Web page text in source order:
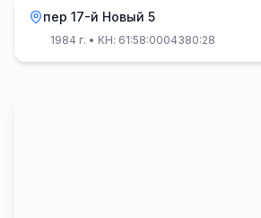
пер 17-й Новый 5
1984 г. • КН: 61:58:0004380:28